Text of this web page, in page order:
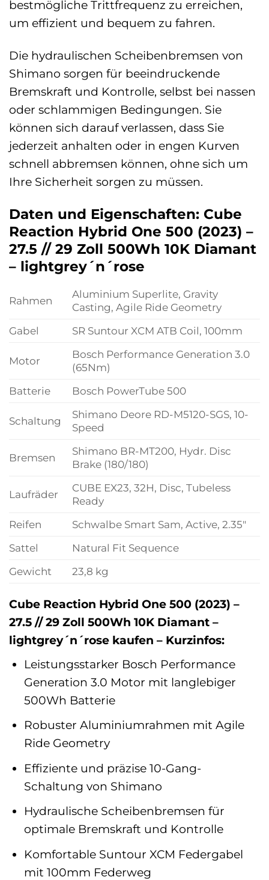
bestmögliche Trittfrequenz zu erreichen,
um effizient und bequem zu fahren.
Die hydraulischen Scheibenbremsen von
Shimano sorgen für beeindruckende
Bremskraft und Kontrolle, selbst bei nassen
oder schlammigen Bedingungen. Sie
können sich darauf verlassen, dass Sie
jederzeit anhalten oder in engen Kurven
schnell abbremsen können, ohne sich um
Ihre Sicherheit sorgen zu müssen.
Daten und Eigenschaften: Cube
Reaction Hybrid One 500 (2023) –
27.5 // 29 Zoll 500Wh 10K Diamant
– lightgrey´n´rose
Rahmen
Aluminium Superlite, Gravity
Casting, Agile Ride Geometry
Gabel
SR Suntour XCM ATB Coil, 100mm
Motor
Bosch Performance Generation 3.0
(65Nm)
Batterie
Bosch PowerTube 500
Schaltung
Shimano Deore RD-M5120-SGS, 10-
Speed
Bremsen
Shimano BR-MT200, Hydr. Disc
Brake (180/180)
Laufräder
CUBE EX23, 32H, Disc, Tubeless
Ready
Reifen
Schwalbe Smart Sam, Active, 2.35″
Sattel
Natural Fit Sequence
Gewicht
23,8 kg
Cube Reaction Hybrid One 500 (2023) –
27.5 // 29 Zoll 500Wh 10K Diamant –
lightgrey´n´rose kaufen – Kurzinfos:
Leistungsstarker Bosch Performance
Generation 3.0 Motor mit langlebiger
500Wh Batterie
Robuster Aluminiumrahmen mit Agile
Ride Geometry
Effiziente und präzise 10-Gang-
Schaltung von Shimano
Hydraulische Scheibenbremsen für
optimale Bremskraft und Kontrolle
Komfortable Suntour XCM Federgabel
mit 100mm Federweg